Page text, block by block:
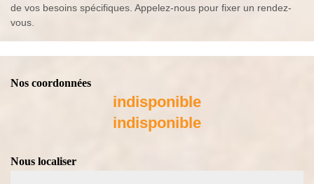
de vos besoins spécifiques. Appelez-nous pour fixer un rendez-
vous.
Nos coordonnées
indisponible
indisponible
Nous localiser